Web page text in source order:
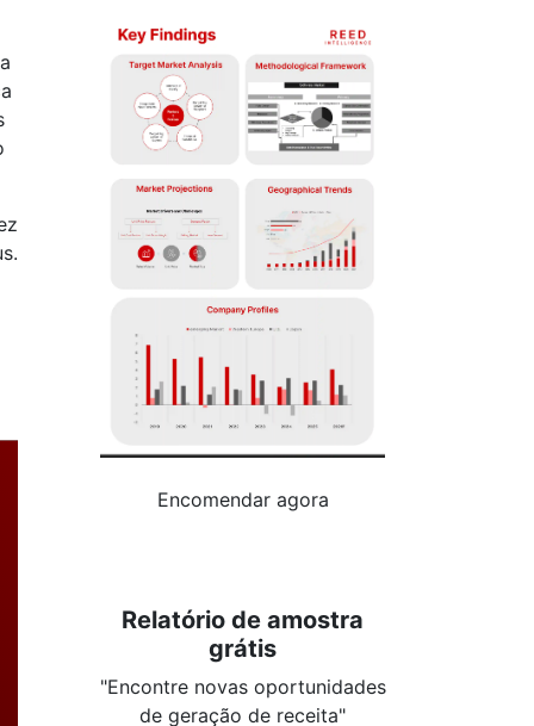
Encomendar agora
Relatório de amostra
grátis
"Encontre novas oportunidades
de geração de receita"